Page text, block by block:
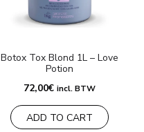
Botox Tox Blond 1L – Love
Potion
72,00€ incl. BTW
ADD TO CART